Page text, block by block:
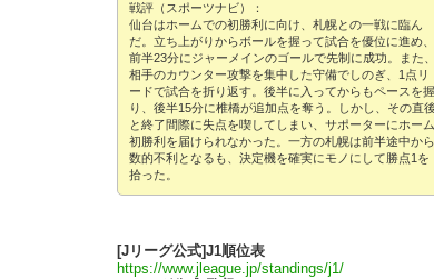
戦評（スポーツナビ）：
仙台はホームでの初勝利に向け、札幌との一戦に臨ん
だ。立ち上がりからボールを握って試合を優位に進め、
前半23分にジャーメインのゴールで先制に成功。また、
相手のカウンター攻撃を集中した守備でしのぎ、1点リ
ードで試合を折り返す。後半に入ってからもペースを握
り、後半15分に椎橋が追加点を奪う。しかし、その直後
と終了間際に失点を喫してしまい、サポーターにホーム
初勝利を届けられなかった。一方の札幌は前半途中から
数的不利となるも、決定機を確実にモノにして勝点1を
拾った。
[Jリーグ公式]J1順位表
https://www.jleague.jp/standings/j1/